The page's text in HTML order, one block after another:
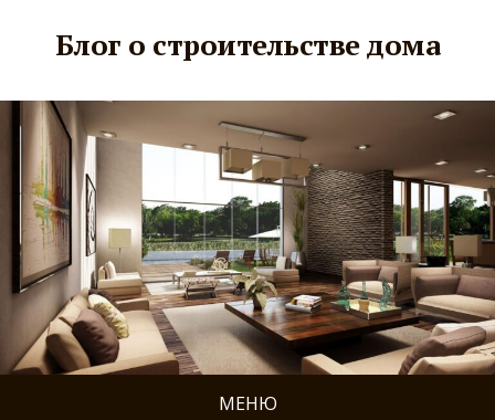
Блог о строительстве дома
МЕНЮ